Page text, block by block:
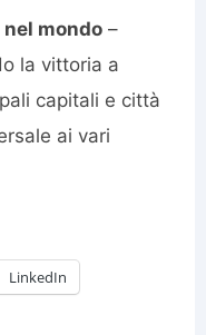
mondo –
la vittoria a
capitali e città
ai vari
LinkedIn